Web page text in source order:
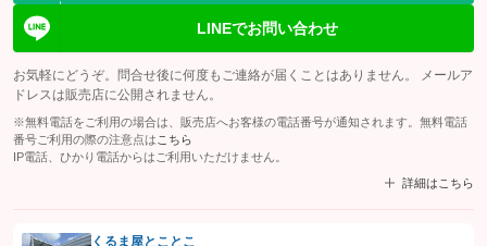
LINEでお問い合わせ
お気軽にどうぞ。問合せ後に何度もご連絡が届くことはありません。 メールア
ドレスは販売店に公開されません。
※無料電話をご利用の場合は、販売店へお客様の電話番号が通知されます。無料電話
番号ご利用の際の注意点は こちら
IP電話、ひかり電話からはご利用いただけません。
詳細はこちら
くるま屋とことこ